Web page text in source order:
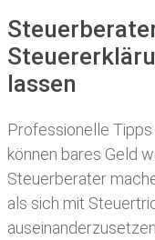
lassen
Professionelle Tipps
können bares Geld
Steuerberater
als sich mit